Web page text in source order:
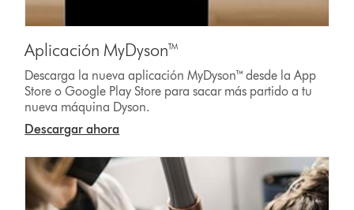
Aplicación MyDyson™
Descarga la nueva aplicación MyDyson™ desde la App
Store o Google Play Store para sacar más partido a tu
nueva máquina Dyson.
Descargar ahora